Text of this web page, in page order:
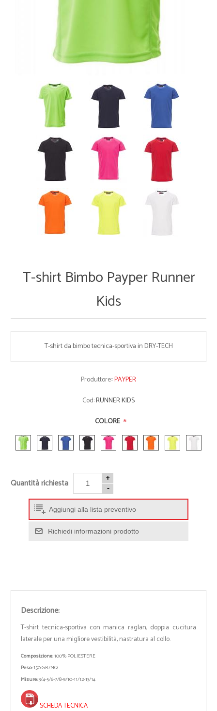
T-shirt Bimbo Payper Runner
Kids
T-shirt da bimbo tecnica-sportiva in DRY-TECH
Produttore::PAYPER
Cod:RUNNER KIDS
COLORE *
Quantità richiesta
+
-
Aggiungi alla lista preventivo
Richiedi informazioni prodotto
Descrizione:
T-shirt tecnica-sportiva con manica raglan, doppia cucitura
laterale per una migliore vestibilità, nastratura al collo.
Composizione:100% POLIESTERE
Peso:150 GR/MQ
Misure:3/4-5/6-7/8-9/10-11/12-13/14
SCHEDA TECNICA